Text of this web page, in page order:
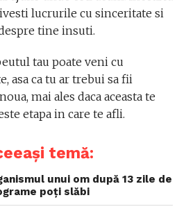
lucrurile cu sinceritate si
tine insuti.
tau poate veni cu
asa ca tu ar trebui sa fii
mai ales daca aceasta te
etapa in care te afli.
temă:
unui om după 13 zile de
poți slăbi